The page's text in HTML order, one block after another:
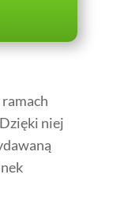
niej